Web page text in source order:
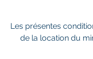
Les présentes
de la location du